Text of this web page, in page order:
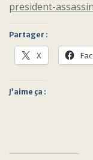
president-
Partager :
X
J’aime ça :